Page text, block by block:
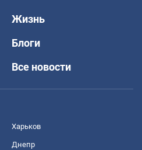
Жизнь
Блоги
Все новости
Харьков
Днепр